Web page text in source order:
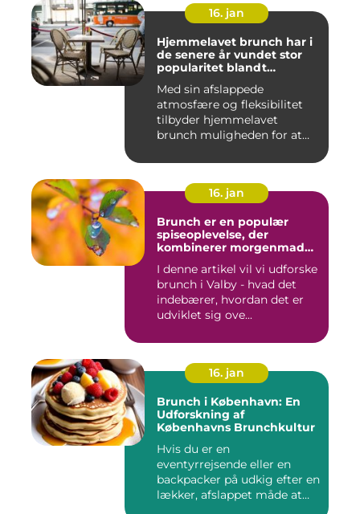
16. jan
Hjemmelavet brunch har i
de senere år vundet stor
popularitet blandt
backpackere, der ønsker at
nyde en behagelig og
velsmagende morgenmad
uden at skulle forlade
deres indkvartering
Med sin afslappede
atmosfære og fleksibilitet
tilbyder hjemmelavet
brunch muligheden for at
16. jan
Brunch er en populær
spiseoplevelse, der
kombinerer morgenmad
trendy og vigtig del af
madkulturen i Valby
I denne artikel vil vi udforske
brunch i Valby - hvad det
indebærer, hvordan det er
udviklet sig ove...
16. jan
Brunch i København: En
Udforskning af
Københavns Brunchkultur
Hvis du er en
eventyrrejsende eller en
backpacker på udkig efter en
lækker, afslappet måde at